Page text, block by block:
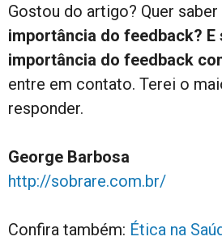
Gostou do artigo? Quer
importância do feedback? E
importância do feedback
entre em contato. Terei o
responder.
George Barbosa
http://sobrare.com.br/
Confira também: Ética na